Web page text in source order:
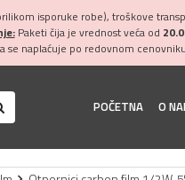
isporuke robe), troškove
Paketi čija je vrednost veća od
se naplaćuje po redovnom
POČETNA O